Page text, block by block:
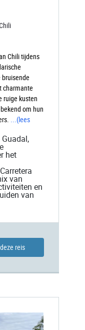
Chili tijdens
charmante
ruige kusten
om hun
(lees
het
van
en
van
reis